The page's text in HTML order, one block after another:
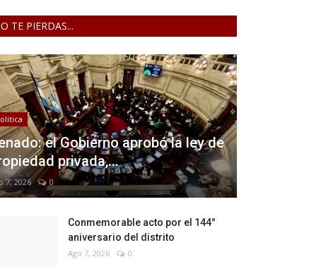
TE PIERDAS...
el Gobierno aprobó la ley de
privada,...
7, 2026 0
Conmemorable acto por el 144°
aniversario del distrito
Ago 7, 2026 0